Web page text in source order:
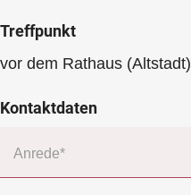
Treffpunkt
vor dem Rathaus (Altstadt)
Kontaktdaten
Anrede*